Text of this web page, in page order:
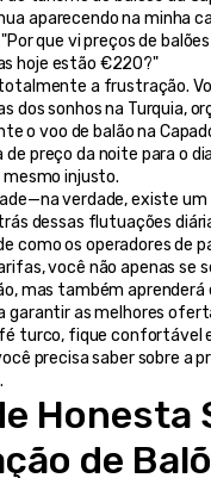
aparecendo na minha
que vi preços de
hoje estão €220?"
a frustração.
dos sonhos na Turquia,
o voo de balão na
preço da noite para o
injusto.
verdade, existe
dessas flutuações
como os operadores de
você não apenas se
mas também
garantir as melhores
turco, fique confortável
precisa saber sobre a
Honesta
de